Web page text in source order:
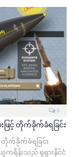
0
ဖြင့် တိုက်ခိုက်ခံရခြင်း
တိုက်ခိုက်ခံရခြင်း
ယူကရိန်းသည် ရုရှားနိုင်ငံ